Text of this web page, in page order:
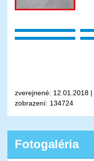
zverejnené: 12.01.2018 |
zobrazení: 134724
Fotogaléria